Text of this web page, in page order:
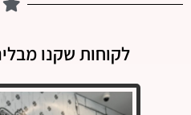
לקוחות שקנו